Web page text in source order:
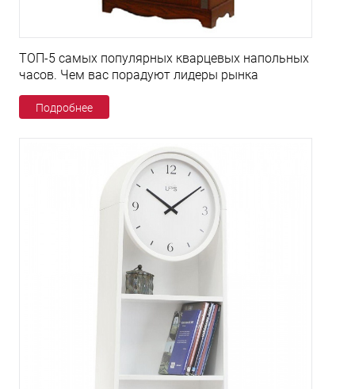
ТОП-5 самых популярных кварцевых напольных
часов. Чем вас порадуют лидеры рынка
Подробнее